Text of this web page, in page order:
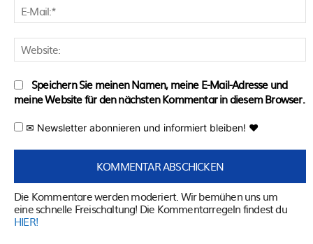
Speichern Sie meinen Namen, meine E-Mail-Adresse und
meine Website für den nächsten Kommentar in diesem Browser.
✉ Newsletter abonnieren und informiert bleiben! ♥
Die Kommentare werden moderiert. Wir bemühen uns um
eine schnelle Freischaltung! Die Kommentarregeln findest du
HIER!